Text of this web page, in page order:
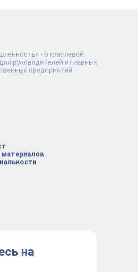
материалов
на
- отраслевой
руководителей и главных
предприятий.